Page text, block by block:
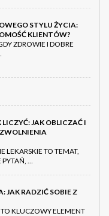
STYLU ŻYCIA:
KLIENTÓW?
ZDROWIE I DOBRE
JAK OBLICZAĆ I
LEKARSKIE TO TEMAT,
PYTAŃ, …
JAK RADZIĆ SOBIE Z
KLUCZOWY ELEMENT